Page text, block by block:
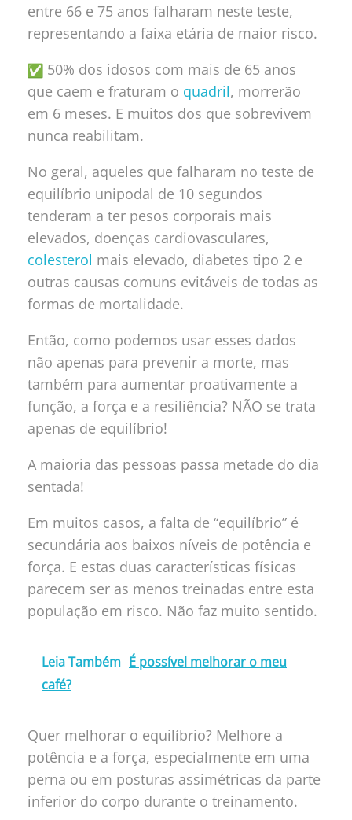
entre 66 e 75 anos falharam neste teste,
representando a faixa etária de maior risco.
50% dos idosos com mais de 65 anos
que caem e fraturam o quadril, morrerão
em 6 meses. E muitos dos que sobrevivem
nunca reabilitam.
No geral, aqueles que falharam no teste de
equilíbrio unipodal de 10 segundos
tenderam a ter pesos corporais mais
elevados, doenças cardiovasculares,
colesterol mais elevado, diabetes tipo 2 e
outras causas comuns evitáveis de todas as
formas de mortalidade.
Então, como podemos usar esses dados
não apenas para prevenir a morte, mas
também para aumentar proativamente a
função, a força e a resiliência? NÃO se trata
apenas de equilíbrio!
A maioria das pessoas passa metade do dia
sentada!
Em muitos casos, a falta de “equilíbrio” é
secundária aos baixos níveis de potência e
força. E estas duas características físicas
parecem ser as menos treinadas entre esta
população em risco. Não faz muito sentido.
Leia Também É possível melhorar o meu
café?
Quer melhorar o equilíbrio? Melhore a
potência e a força, especialmente em uma
perna ou em posturas assimétricas da parte
inferior do corpo durante o treinamento.